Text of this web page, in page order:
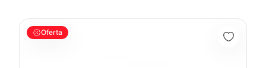
Cinta para Manillar Ciclovation Tape Advanced Leather Touch
Oferta